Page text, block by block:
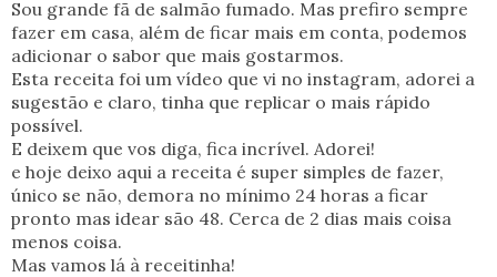
Sou grande fã de salmão fumado. Mas prefiro sempre
fazer em casa, além de ficar mais em conta, podemos
adicionar o sabor que mais gostarmos.
Esta receita foi um vídeo que vi no instagram, adorei a
sugestão e claro, tinha que replicar o mais rápido
possível.
E deixem que vos diga, fica incrível. Adorei!
e hoje deixo aqui a receita é super simples de fazer,
único se não, demora no mínimo 24 horas a ficar
pronto mas idear são 48. Cerca de 2 dias mais coisa
menos coisa.
Mas vamos lá à receitinha!